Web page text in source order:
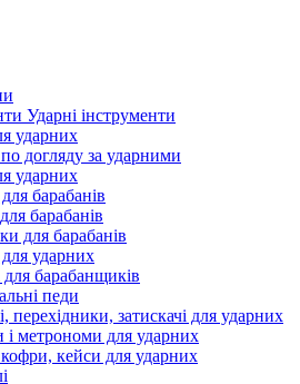
Ударні інструменти
ударних
догляду за ударними
ударних
барабанів
барабанів
для барабанів
ударних
для барабанщиків
педи
перехідники, затискачі для ударних
метрономи для ударних
кейси для ударних